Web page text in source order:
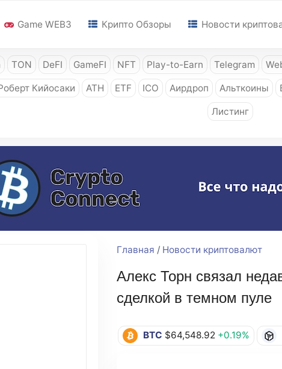
Game WEB3 Крипто Обзоры Новости
TON DeFI GameFI NFT Play-to-Earn Telegram
Кийосаки ATH ETF ICO Аирдроп Альткоины
Листинг
Главная / Новости криптовалют
Алекс Торн связал
сделкой в темном пуле
BTC $64,548.92 +0.19%